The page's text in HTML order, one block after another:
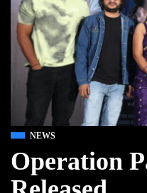
NEWS
Operation